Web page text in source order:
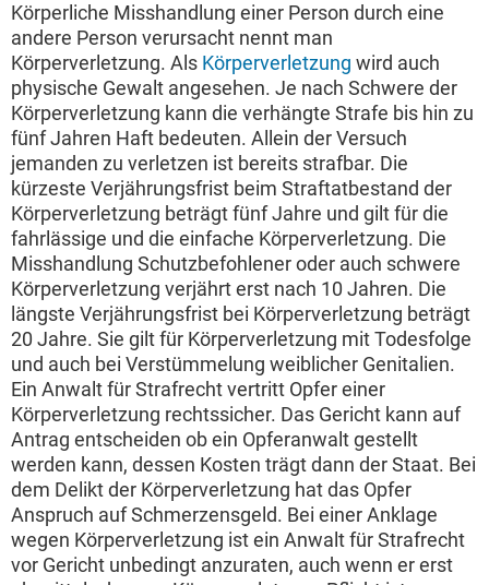
Körperliche Misshandlung einer Person durch eine
andere Person verursacht nennt man
Körperverletzung. Als Körperverletzung wird auch
physische Gewalt angesehen. Je nach Schwere der
Körperverletzung kann die verhängte Strafe bis hin zu
fünf Jahren Haft bedeuten. Allein der Versuch
jemanden zu verletzen ist bereits strafbar. Die
kürzeste Verjährungsfrist beim Straftatbestand der
Körperverletzung beträgt fünf Jahre und gilt für die
fahrlässige und die einfache Körperverletzung. Die
Misshandlung Schutzbefohlener oder auch schwere
Körperverletzung verjährt erst nach 10 Jahren. Die
längste Verjährungsfrist bei Körperverletzung beträgt
20 Jahre. Sie gilt für Körperverletzung mit Todesfolge
und auch bei Verstümmelung weiblicher Genitalien.
Ein Anwalt für Strafrecht vertritt Opfer einer
Körperverletzung rechtssicher. Das Gericht kann auf
Antrag entscheiden ob ein Opferanwalt gestellt
werden kann, dessen Kosten trägt dann der Staat. Bei
dem Delikt der Körperverletzung hat das Opfer
Anspruch auf Schmerzensgeld. Bei einer Anklage
wegen Körperverletzung ist ein Anwalt für Strafrecht
vor Gericht unbedingt anzuraten, auch wenn er erst